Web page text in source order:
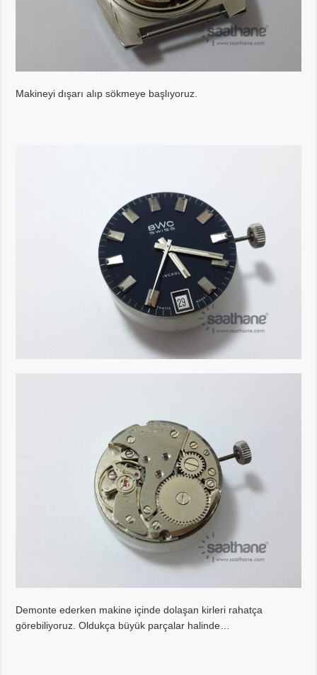
Makineyi dışarı alıp sökmeye başlıyoruz.
Demonte ederken makine içinde dolaşan kirleri rahatça
görebiliyoruz. Oldukça büyük parçalar halinde…